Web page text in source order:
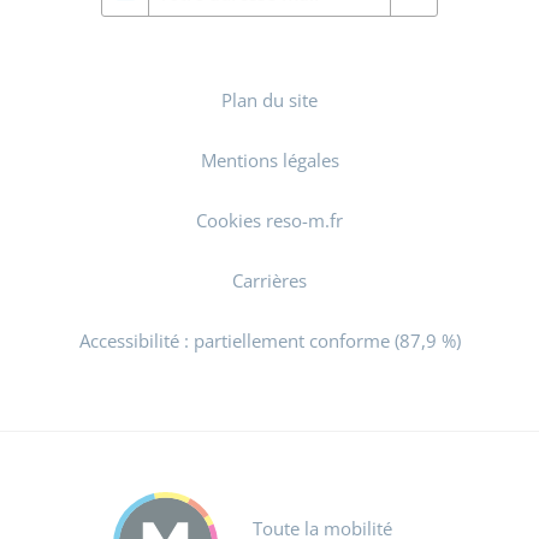
Plan du site
Mentions légales
Cookies reso-m.fr
Carrières
Accessibilité : partiellement conforme (87,9 %)
Toute la mobilité